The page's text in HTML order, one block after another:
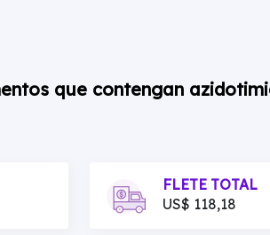
que contengan
FLETE TOTAL
US$ 118,18